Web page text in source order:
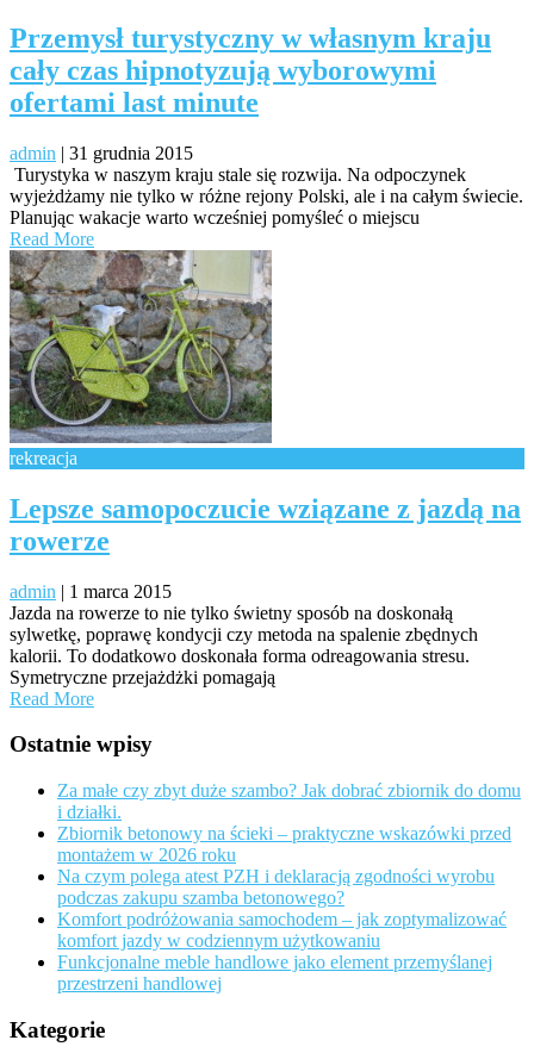
Przemysł turystyczny w własnym kraju
cały czas hipnotyzują wyborowymi
ofertami last minute
admin | 31 grudnia 2015
Turystyka w naszym kraju stale się rozwija. Na odpoczynek
wyjeżdżamy nie tylko w różne rejony Polski, ale i na całym świecie.
Planując wakacje warto wcześniej pomyśleć o miejscu
Read More
rekreacja
Lepsze samopoczucie wziązane z jazdą na
rowerze
admin | 1 marca 2015
Jazda na rowerze to nie tylko świetny sposób na doskonałą
sylwetkę, poprawę kondycji czy metoda na spalenie zbędnych
kalorii. To dodatkowo doskonała forma odreagowania stresu.
Symetryczne przejażdżki pomagają
Read More
Ostatnie wpisy
Za małe czy zbyt duże szambo? Jak dobrać zbiornik do domu
i działki.
Zbiornik betonowy na ścieki – praktyczne wskazówki przed
montażem w 2026 roku
Na czym polega atest PZH i deklaracją zgodności wyrobu
podczas zakupu szamba betonowego?
Komfort podróżowania samochodem – jak zoptymalizować
komfort jazdy w codziennym użytkowaniu
Funkcjonalne meble handlowe jako element przemyślanej
przestrzeni handlowej
Kategorie